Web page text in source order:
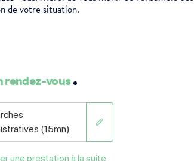
de votre situation.